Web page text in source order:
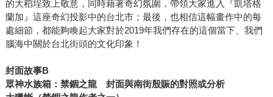
的大稻埕致上敬意，同時藉著奇幻氛圍，帶領大家進入『凱塔格
蘭加』這座奇幻投影中的台北市；最後，也相信這幅畫作中的每
處細節，都能夠喚起大家對於2019年我們存在的這個當下、我們
腦海中關於台北街頭的文化印象！
封面故事B
眾神水族箱：禁錮之龍 封面與南街殷賑的對照或分析